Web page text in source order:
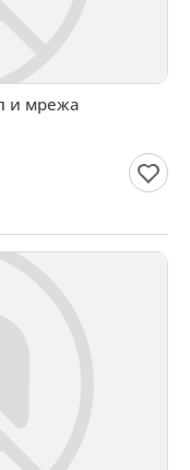
и мрежа